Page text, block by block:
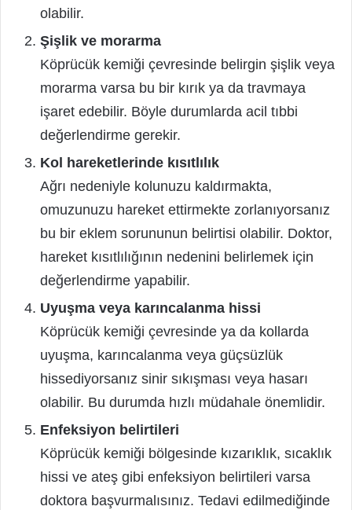
olabilir.
Şişlik ve morarma
Köprücük kemiği çevresinde belirgin şişlik veya
morarma varsa bu bir kırık ya da travmaya
işaret edebilir. Böyle durumlarda acil tıbbi
değerlendirme gerekir.
Kol hareketlerinde kısıtlılık
Ağrı nedeniyle kolunuzu kaldırmakta,
omuzunuzu hareket ettirmekte zorlanıyorsanız
bu bir eklem sorununun belirtisi olabilir. Doktor,
hareket kısıtlılığının nedenini belirlemek için
değerlendirme yapabilir.
Uyuşma veya karıncalanma hissi
Köprücük kemiği çevresinde ya da kollarda
uyuşma, karıncalanma veya güçsüzlük
hissediyorsanız sinir sıkışması veya hasarı
olabilir. Bu durumda hızlı müdahale önemlidir.
Enfeksiyon belirtileri
Köprücük kemiği bölgesinde kızarıklık, sıcaklık
hissi ve ateş gibi enfeksiyon belirtileri varsa
doktora başvurmalısınız. Tedavi edilmediğinde